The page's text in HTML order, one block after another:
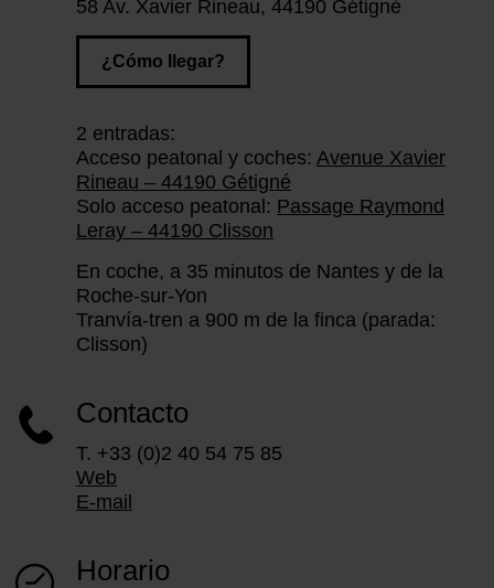
58 Av. Xavier Rineau, 44190 Gétigné
¿Cómo llegar?
2 entradas:
Acceso peatonal y coches: Avenue Xavier
Rineau – 44190 Gétigné
Solo acceso peatonal: Passage Raymond
Leray – 44190 Clisson
En coche, a 35 minutos de Nantes y de la
Roche-sur-Yon
Tranvía-tren a 900 m de la finca (parada:
Clisson)
Contacto
T. +33 (0)2 40 54 75 85
Web
E-mail
Horario